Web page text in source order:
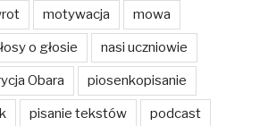
motywacja mowa
o głosie nasi uczniowie
Obara piosenkopisanie
pisanie tekstów podcast